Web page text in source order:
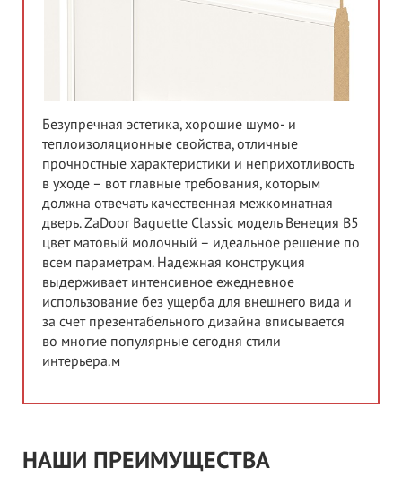
Безупречная эстетика, хорошие шумо- и
теплоизоляционные свойства, отличные
прочностные характеристики и неприхотливость
в уходе – вот главные требования, которым
должна отвечать качественная межкомнатная
дверь. ZaDoor Baguette Classic модель Венеция В5
цвет матовый молочный – идеальное решение по
всем параметрам. Надежная конструкция
выдерживает интенсивное ежедневное
использование без ущерба для внешнего вида и
за счет презентабельного дизайна вписывается
во многие популярные сегодня стили
интерьера.м
НАШИ ПРЕИМУЩЕСТВА